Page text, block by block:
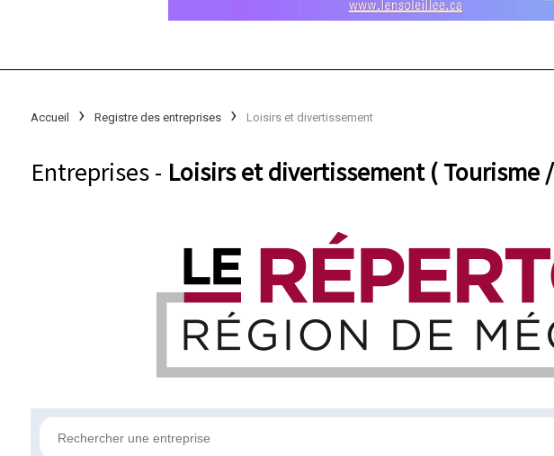
Accueil Registre des entreprises Loisirs et divertissement
Entreprises - Loisirs et divertissement ( Tourisme